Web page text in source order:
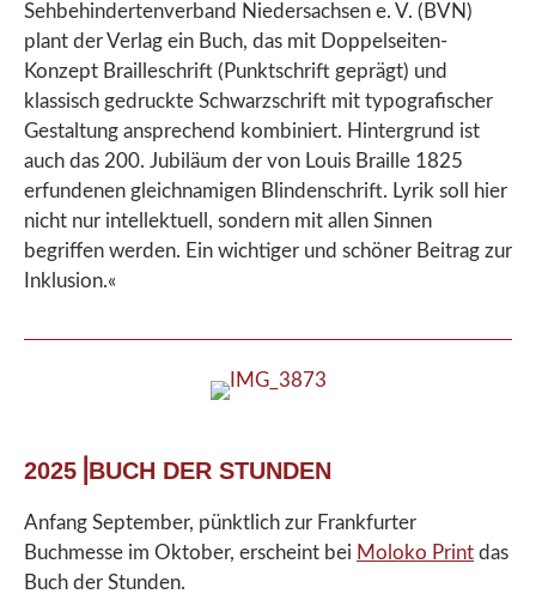
Sehbehindertenverband Niedersachsen e. V. (BVN)
plant der Verlag ein Buch, das mit Doppelseiten-
Konzept Brailleschrift (Punktschrift geprägt) und
klassisch gedruckte Schwarzschrift mit typografischer
Gestaltung ansprechend kombiniert. Hintergrund ist
auch das 200. Jubiläum der von Louis Braille 1825
erfundenen gleichnamigen Blindenschrift. Lyrik soll hier
nicht nur intellektuell, sondern mit allen Sinnen
begriffen werden. Ein wichtiger und schöner Beitrag zur
Inklusion.«
2025⎟BUCH DER STUNDEN
Anfang September, pünktlich zur Frankfurter
Buchmesse im Oktober, erscheint bei Moloko Print das
Buch der Stunden.